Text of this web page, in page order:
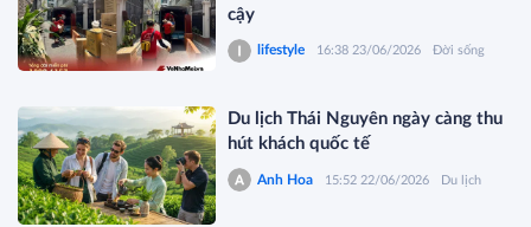
cậy
lifestyle 16:38 23/06/2026 Đời sống
Du lịch Thái Nguyên ngày càng thu
hút khách quốc tế
Anh Hoa 15:52 22/06/2026 Du lịch